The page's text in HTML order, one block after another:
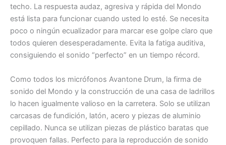
techo. La respuesta audaz, agresiva y rápida del Mondo
está lista para funcionar cuando usted lo esté. Se necesita
poco o ningún ecualizador para marcar ese golpe claro que
todos quieren desesperadamente. Evita la fatiga auditiva,
consiguiendo el sonido “perfecto” en un tiempo récord.
Como todos los micrófonos Avantone Drum, la firma de
sonido del Mondo y la construcción de una casa de ladrillos
lo hacen igualmente valioso en la carretera. Solo se utilizan
carcasas de fundición, latón, acero y piezas de aluminio
cepillado. Nunca se utilizan piezas de plástico baratas que
provoquen fallas. Perfecto para la reproducción de sonido